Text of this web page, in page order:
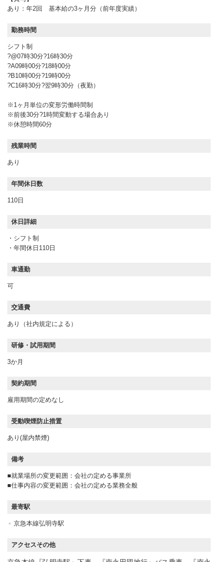
あり：年2回 基本給の3ヶ月分（前年度実績）
勤務時間
シフト制
?@07時30分?16時30分
?A09時00分?18時00分
?B10時00分?19時00分
?C16時30分?翌9時30分（夜勤）
※1ヶ月単位の変形労働時間制
※前後30分?1時間変動する場合あり
※休憩時間60分
残業時間
あり
年間休日数
110日
休日詳細
・シフト制
・年間休日110日
車通勤
可
交通費
あり（社内規定による）
研修・試用期間
3か月
契約期間
雇用期間の定めなし
受動喫煙防止措置
あり(屋内禁煙)
備考
■就業場所の変更範囲：会社の定める事業所
■仕事内容の変更範囲：会社の定める業務全般
最寄駅
京急本線弘明寺駅
アクセスその他